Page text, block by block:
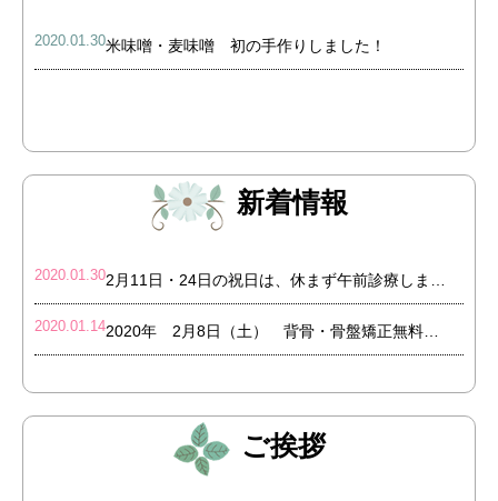
2020.01.30米味噌・麦味噌 初の手作りしました！
新着情報
2020.01.30
2020.01.14
ご挨拶